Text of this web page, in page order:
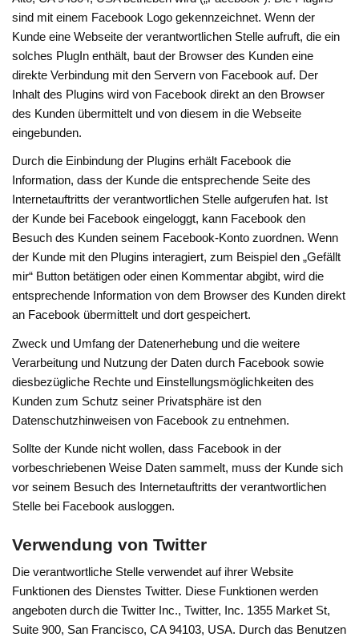
sind mit einem Facebook Logo gekennzeichnet. Wenn der
Kunde eine Webseite der verantwortlichen Stelle aufruft, die ein
solches PlugIn enthält, baut der Browser des Kunden eine
direkte Verbindung mit den Servern von Facebook auf. Der
Inhalt des Plugins wird von Facebook direkt an den Browser
des Kunden übermittelt und von diesem in die Webseite
eingebunden.
Durch die Einbindung der Plugins erhält Facebook die
Information, dass der Kunde die entsprechende Seite des
Internetauftritts der verantwortlichen Stelle aufgerufen hat. Ist
der Kunde bei Facebook eingeloggt, kann Facebook den
Besuch des Kunden seinem Facebook-Konto zuordnen. Wenn
der Kunde mit den Plugins interagiert, zum Beispiel den „Gefällt
mir“ Button betätigen oder einen Kommentar abgibt, wird die
entsprechende Information von dem Browser des Kunden direkt
an Facebook übermittelt und dort gespeichert.
Zweck und Umfang der Datenerhebung und die weitere
Verarbeitung und Nutzung der Daten durch Facebook sowie
diesbezügliche Rechte und Einstellungsmöglichkeiten des
Kunden zum Schutz seiner Privatsphäre ist den
Datenschutzhinweisen von Facebook zu entnehmen.
Sollte der Kunde nicht wollen, dass Facebook in der
vorbeschriebenen Weise Daten sammelt, muss der Kunde sich
vor seinem Besuch des Internetauftritts der verantwortlichen
Stelle bei Facebook ausloggen.
Verwendung von Twitter
Die verantwortliche Stelle verwendet auf ihrer Website
Funktionen des Dienstes Twitter. Diese Funktionen werden
angeboten durch die Twitter Inc., Twitter, Inc. 1355 Market St,
Suite 900, San Francisco, CA 94103, USA. Durch das Benutzen